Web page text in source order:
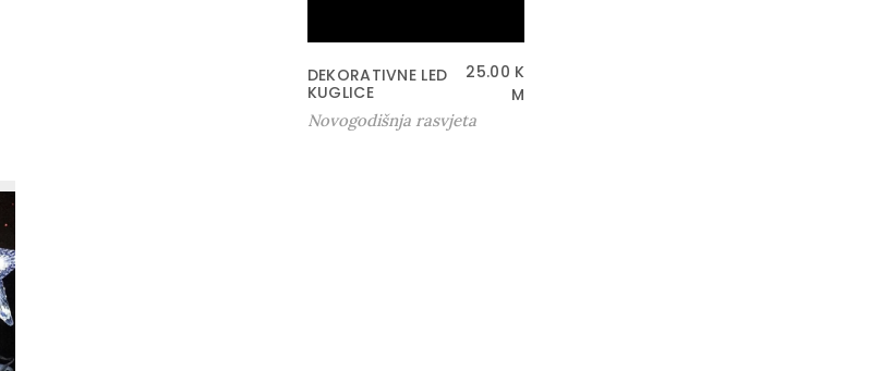
DEKORATIVNE LED
KUGLICE
25.00 K
M
Novogodišnja rasvjeta